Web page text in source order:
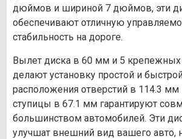
дюймов и шириной 7 дюймов, эти
обеспечивают отличную
стабильность на дороге.
Вылет диска в 60 мм и 5 крепежных
делают установку простой и
расположения отверстий в 114.3 мм
ступицы в 67.1 мм гарантируют
большинством автомобилей. Эти
улучшат внешний вид вашего авто,